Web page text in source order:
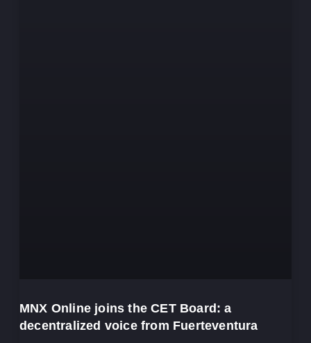
MNX Online joins the CET Board: a
decentralized voice from Fuerteventura